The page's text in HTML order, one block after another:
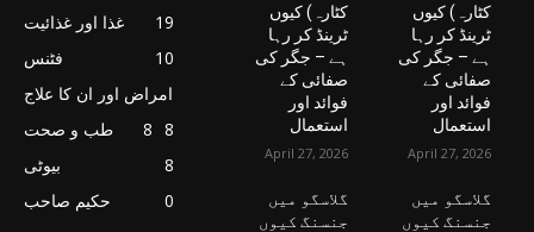
کٹارہ) کیوں
ٹرینڈ کر رہا
ہے – جگر کی
صفائی کے
فوائد اور
استعمال
April 27, 2026
گلاسگو میں
جنسنگ کیوں
کٹارہ) کیوں
ٹرینڈ کر رہا
ہے – جگر کی
صفائی کے
فوائد اور
استعمال
April 27, 2026
گلاسگو میں
جنسنگ کیوں
غذا اور غذائیت
19
فٹنس
10
امراض اور ان کا علاج
8
طب و صحت
8
بیوٹی
8
حکیم صاحب
0